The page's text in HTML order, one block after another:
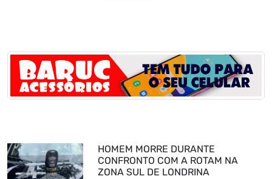
HOMEM MORRE DURANTE
CONFRONTO COM A ROTAM NA
ZONA SUL DE LONDRINA